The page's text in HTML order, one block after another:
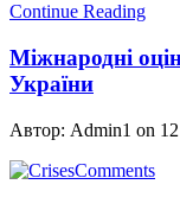
Continue Reading
Міжнародні
України
Автор: Admin1 on